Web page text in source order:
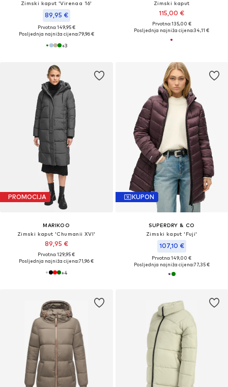
Zimski kaput 'Virenaa 16'
89,95 €
Prvotno: 149,95 €
Posljednja najniža cijena:79,96 €
+3
Zimski kaput
115,00 €
Prvotno: 135,00 €
Posljednja najniža cijena:34,11 €
PROMOCIJA
MARIKOO
Zimski kaput 'Chumanii XVI'
89,95 €
Prvotno: 129,95 €
Posljednja najniža cijena:71,96 €
+4
KUPON
SUPERDRY & CO
Zimski kaput 'Fuji'
107,10 €
Prvotno: 149,00 €
Posljednja najniža cijena:77,35 €